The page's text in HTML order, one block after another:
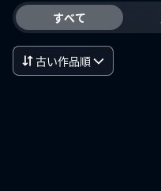
すべて
古い作品順